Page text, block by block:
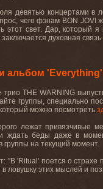
девятью концертами в
чего фэнам BON JOVI
свет. Дар, который я
духовная
альбом
трио THE WARNING
группы, специально
можно посмотреть
лежат привязчивые
ждать беды даже в
группы на текущий момент.
"В 'Ritual' поется о страхе
ловушку этих мыслей и